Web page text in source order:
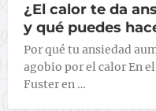
¿El calor te da
y qué puedes
Por qué tu ansiedad
agobio por el calor En
Fuster en …